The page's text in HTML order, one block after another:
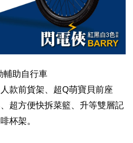
輔助自行車
款前貨架、超Q萌寶貝前座
超方便快拆菜籃、升等雙層記
杯架。